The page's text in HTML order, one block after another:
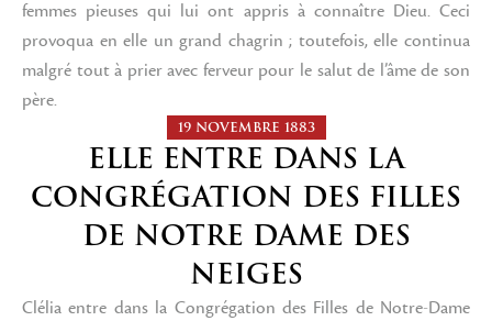
femmes pieuses qui lui ont appris à connaître Dieu. Ceci
provoqua en elle un grand chagrin ; toutefois, elle continua
malgré tout à prier avec ferveur pour le salut de l’âme de son
père.
19 NOVEMBRE 1883
ELLE ENTRE DANS LA
CONGRÉGATION DES FILLES
DE NOTRE DAME DES
NEIGES
Clélia entre dans la Congrégation des Filles de Notre-Dame